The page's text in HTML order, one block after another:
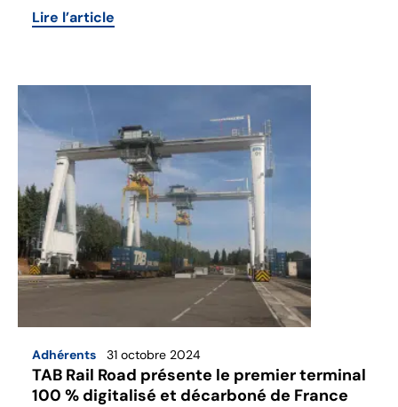
Lire l’article
Adhérents 31 octobre 2024
TAB Rail Road présente le premier terminal
100 % digitalisé et décarboné de France